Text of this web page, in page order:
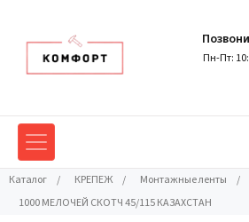
Пн-Пт:
Каталог / КРЕПЕЖ / Монтажные ленты
/
1000 МЕЛОЧЕЙ СКОТЧ 45/115 КАЗАХСТАН